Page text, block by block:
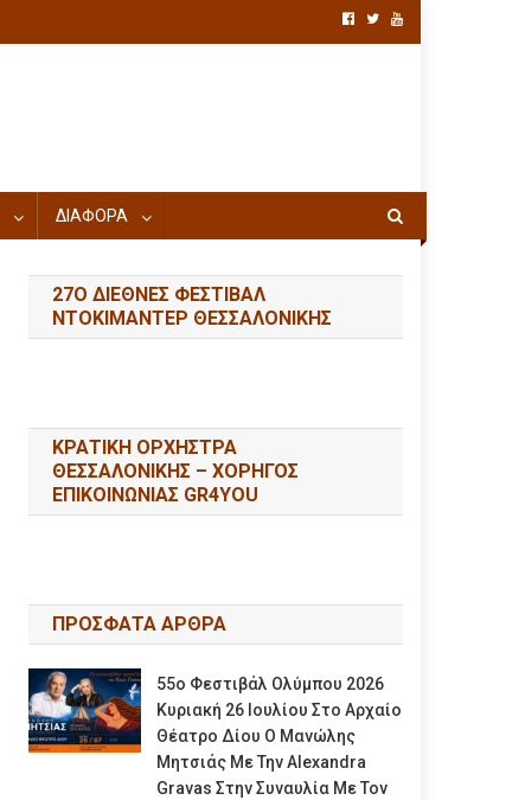
ΔΙΑΦΟΡΑ
27Ο ΔΙΕΘΝΕΣ ΦΕΣΤΙΒΑΛ
ΝΤΟΚΙΜΑΝΤΕΡ ΘΕΣΣΑΛΟΝΙΚΗΣ
ΚΡΑΤΙΚΗ ΟΡΧΗΣΤΡΑ
ΘΕΣΣΑΛΟΝΙΚΗΣ – ΧΟΡΗΓΟΣ
ΕΠΙΚΟΙΝΩΝΙΑΣ GR4YOU
ΠΡΟΣΦΑΤΑ ΑΡΘΡΑ
55ο Φεστιβάλ Ολύμπου 2026
Κυριακή 26 Ιουλίου Στο Αρχαίο
Θέατρο Δίου Ο Μανώλης
Μητσιάς Με Την Alexandra
Gravas Στην Συναυλία Με Τον